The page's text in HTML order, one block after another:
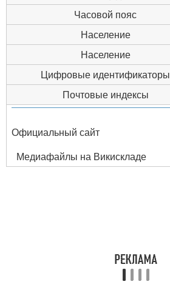
Часовой пояс
Население
Население
Цифровые идентификаторы
Почтовые индексы
Официальный сайт
Медиафайлы на Викискладе